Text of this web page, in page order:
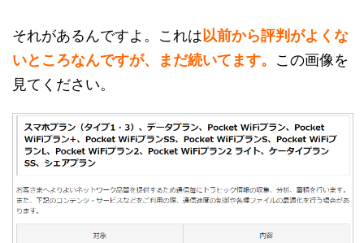
それがあるんですよ。これは以前から評判がよくな
いところなんですが、まだ続いてます。 この画像を
見てください。